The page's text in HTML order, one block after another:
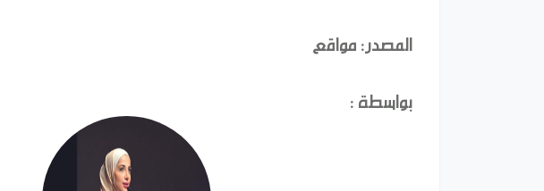
المصدر: مواقع
بواسطة :